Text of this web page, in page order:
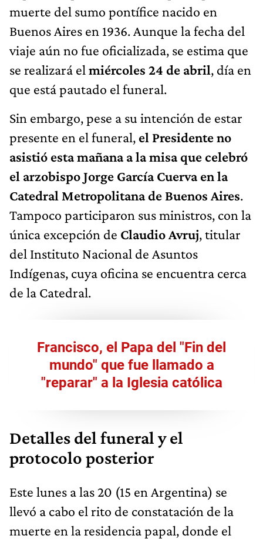
muerte del sumo pontífice nacido en
Buenos Aires en 1936. Aunque la fecha del
viaje aún no fue oficializada, se estima que
se realizará el miércoles 24 de abril, día en
que está pautado el funeral.
Sin embargo, pese a su intención de estar
presente en el funeral, el Presidente no
asistió esta mañana a la misa que celebró
el arzobispo Jorge García Cuerva en la
Catedral Metropolitana de Buenos Aires.
Tampoco participaron sus ministros, con la
única excepción de Claudio Avruj, titular
del Instituto Nacional de Asuntos
Indígenas, cuya oficina se encuentra cerca
de la Catedral.
Francisco, el Papa del "Fin del
mundo" que fue llamado a
"reparar" a la Iglesia católica
Detalles del funeral y el
protocolo posterior
Este lunes a las 20 (15 en Argentina) se
llevó a cabo el rito de constatación de la
muerte en la residencia papal, donde el